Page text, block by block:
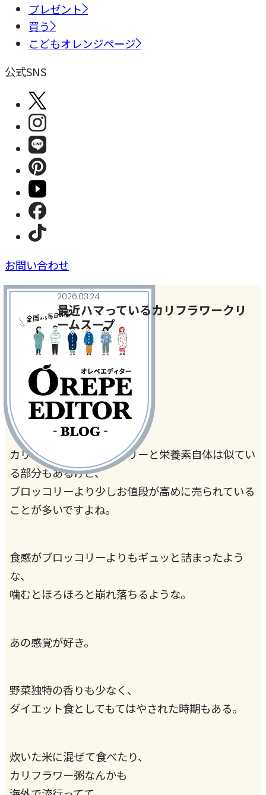
プレゼント
買う
こどもオレンジページ
公式SNS
お問い合わせ
2026.03.24
最近ハマっているカリフラワークリ
ームスープ
今日、何作った？
#カリフラワー#スープ・汁物
カリフラワーはブロッコリーと栄養素自体は似てい
る部分もあるけど、
ブロッコリーより少しお値段が高めに売られている
ことが多いですよね。
食感がブロッコリーよりもギュッと詰まったよう
な、
噛むとほろほろと崩れ落ちるような。
あの感覚が好き。
野菜独特の香りも少なく、
ダイエット食としてもてはやされた時期もある。
炊いた米に混ぜて食べたり、
カリフラワー粥なんかも